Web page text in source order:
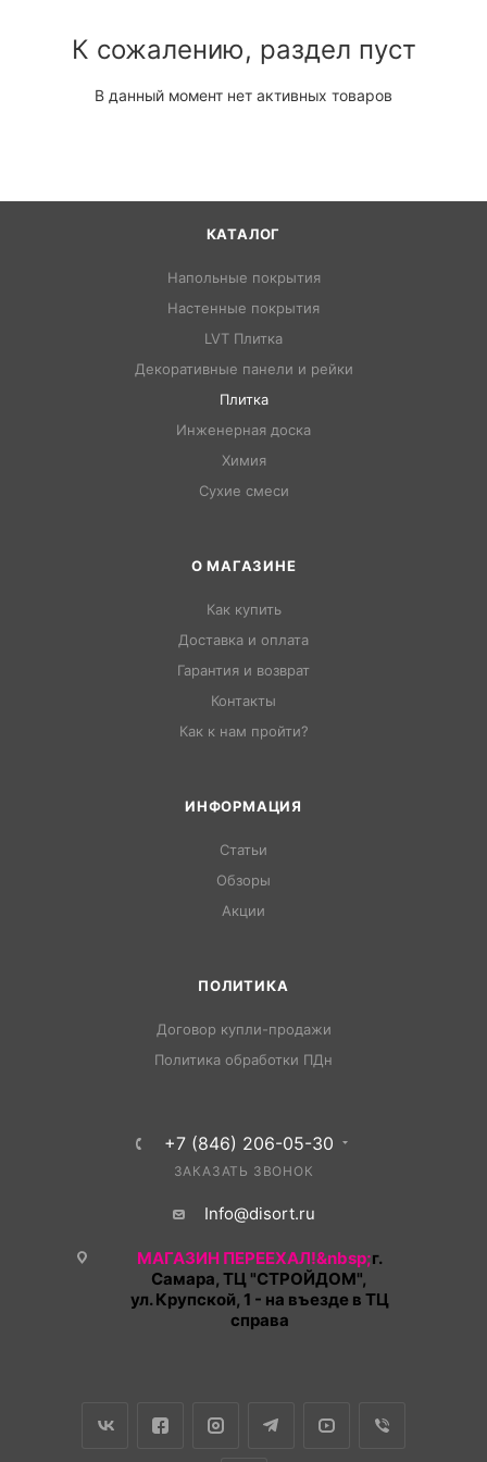
К сожалению, раздел пуст
В данный момент нет активных товаров
КАТАЛОГ
Напольные покрытия
Настенные покрытия
LVT Плитка
Декоративные панели и рейки
Плитка
Инженерная доска
Химия
Сухие смеси
О МАГАЗИНЕ
Как купить
Доставка и оплата
Гарантия и возврат
Контакты
Как к нам пройти?
ИНФОРМАЦИЯ
Статьи
Обзоры
Акции
ПОЛИТИКА
Договор купли-продажи
Политика обработки ПДн
+7 (846) 206-05-30
ЗАКАЗАТЬ ЗВОНОК
Info@disort.ru
МАГАЗИН ПЕРЕЕХАЛ!&nbsp;г.
Самара, ТЦ "СТРОЙДОМ",
ул. Крупской, 1 - на въезде в ТЦ
справа